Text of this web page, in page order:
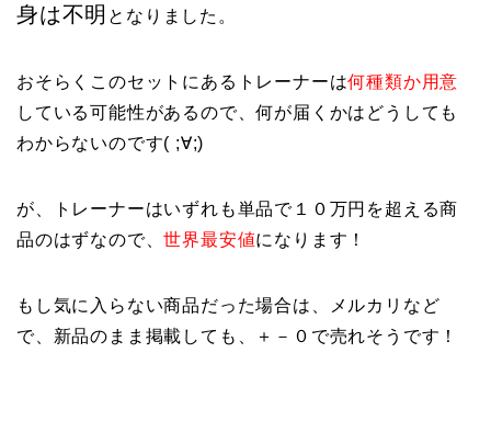
身は不明 となりました。
おそらくこのセットにあるトレーナーは何種類か用意
している可能性があるので、何が届くかはどうしても
わからないのです( ;∀;)
が、トレーナーはいずれも単品で１０万円を超える商
品のはずなので、世界最安値になります！
もし気に入らない商品だった場合は、メルカリなど
で、新品のまま掲載しても、＋－０で売れそうです！